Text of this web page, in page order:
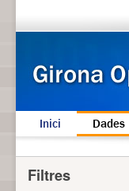
Inici Dades
Filtres